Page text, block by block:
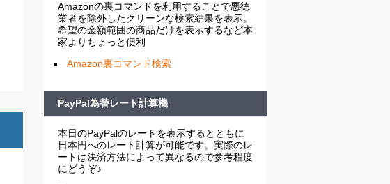
Amazonの裏コマンドを利用することで悪徳
業者を除外したクリーンな検索結果を表示。
希望の金額範囲の商品だけを表示するなど本
家よりちょっと便利
Amazon裏コマンド検索
PayPal為替レート計算機
本日のPayPalのレートを表示するとともに
日本円へのレート計算が可能です。実際のレ
ートは決済方法によって異なるので参考程度
にどうぞ♪